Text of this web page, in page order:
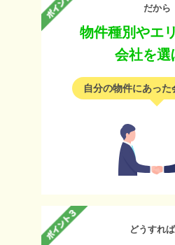
だから
物件種別やエ
会社を選
自分の物件にあった
どうすれ